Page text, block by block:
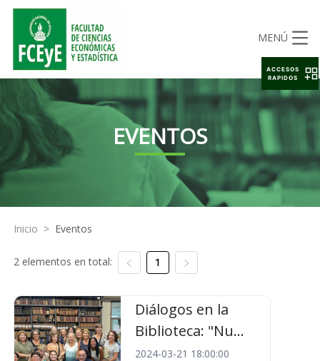
MENÚ
EVENTOS
Inicio > Eventos
2 elementos en total: 1
Diálogos en la
Biblioteca: "Nu...
2024-03-21 18:00:00
ACCESOS
RAPIDOS